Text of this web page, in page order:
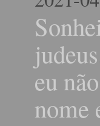
eu
nome